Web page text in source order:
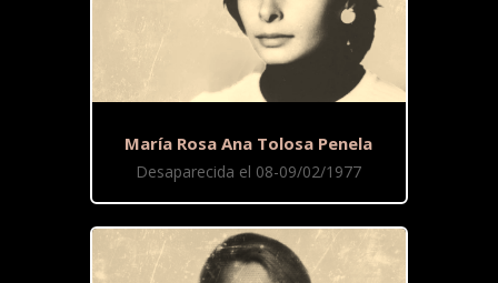
María Rosa Ana Tolosa Penela
Desaparecida el 08-09/02/1977